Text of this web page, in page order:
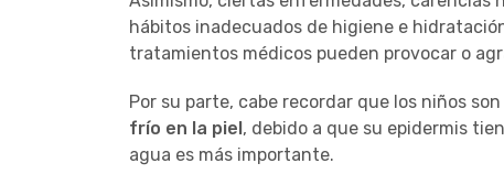
hábitos inadecuados de higiene e
tratamientos médicos pueden provocar o
Por su parte, cabe recordar que los niños
frío en la piel, debido a que su epidermis
agua es más importante.